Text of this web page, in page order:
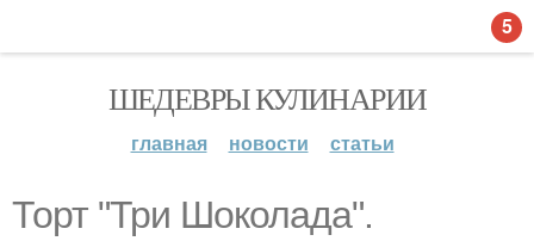
ШЕДЕВРЫ КУЛИНАРИИ
главная новости статьи
Торт "Три Шоколада".
5